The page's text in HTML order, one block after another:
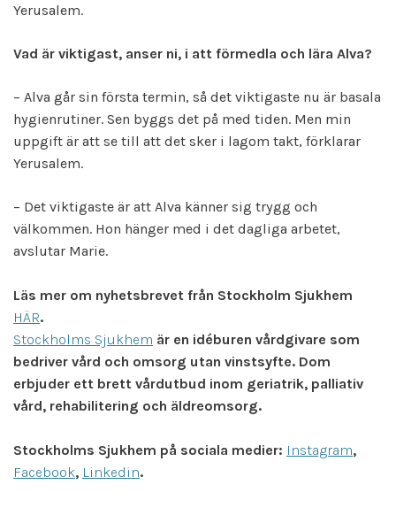
Yerusalem.
Vad är viktigast, anser ni, i att förmedla och lära Alva?
– Alva går sin första termin, så det viktigaste nu är basala
hygienrutiner. Sen byggs det på med tiden. Men min
uppgift är att se till att det sker i lagom takt, förklarar
Yerusalem.
– Det viktigaste är att Alva känner sig trygg och
välkommen. Hon hänger med i det dagliga arbetet,
avslutar Marie.
Läs mer om nyhetsbrevet från Stockholm Sjukhem
HÄR.
Stockholms Sjukhem är en idéburen vårdgivare som
bedriver vård och omsorg utan vinstsyfte. Dom
erbjuder ett brett vårdutbud inom geriatrik, palliativ
vård, rehabilitering och äldreomsorg.
Stockholms Sjukhem på sociala medier: Instagram,
Facebook, Linkedin.